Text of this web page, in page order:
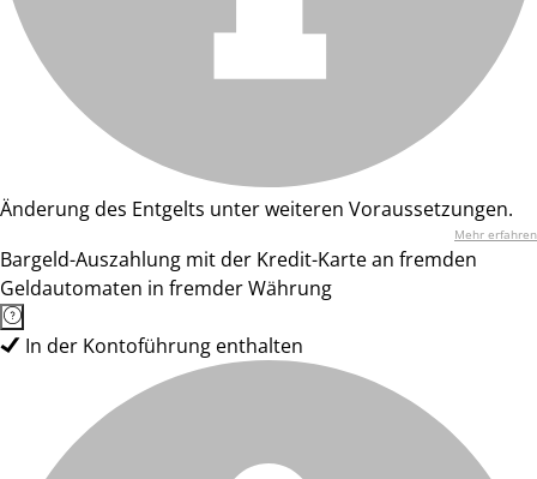
Änderung des Entgelts unter weiteren Voraussetzungen.
Mehr erfahren
Bargeld-Auszahlung mit der Kredit-Karte an fremden
Geldautomaten in fremder Währung
In der Kontoführung enthalten